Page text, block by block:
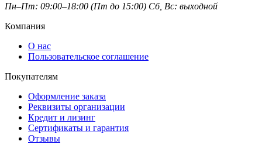
Пн–Пт: 09:00–18:00 (Пт до 15:00) Сб, Вс: выходной
Компания
О нас
Пользовательское соглашение
Покупателям
Оформление заказа
Реквизиты организации
Кредит и лизинг
Сертификаты и гарантия
Отзывы